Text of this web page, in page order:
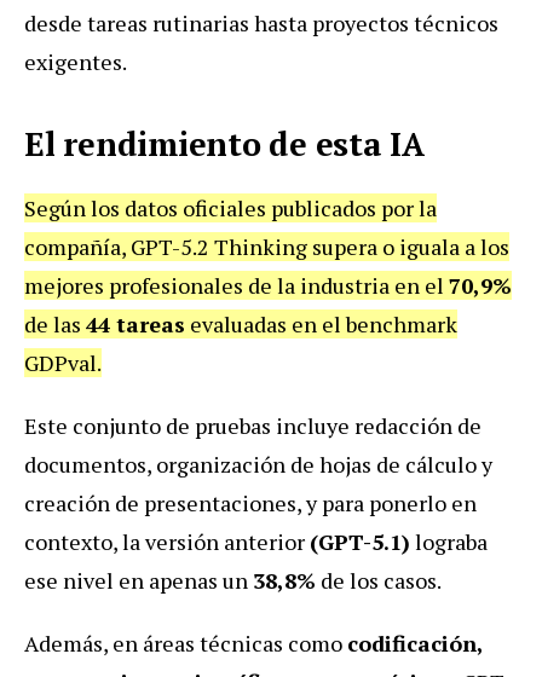
desde tareas rutinarias hasta proyectos técnicos
exigentes.
El rendimiento de esta IA
Según los datos oficiales publicados por la
compañía, GPT-5.2 Thinking supera o iguala a los
mejores profesionales de la industria en el 70,9%
de las 44 tareas evaluadas en el benchmark
GDPval.
Este conjunto de pruebas incluye redacción de
documentos, organización de hojas de cálculo y
creación de presentaciones, y para ponerlo en
contexto, la versión anterior (GPT-5.1) lograba
ese nivel en apenas un 38,8% de los casos.
Además, en áreas técnicas como codificación,